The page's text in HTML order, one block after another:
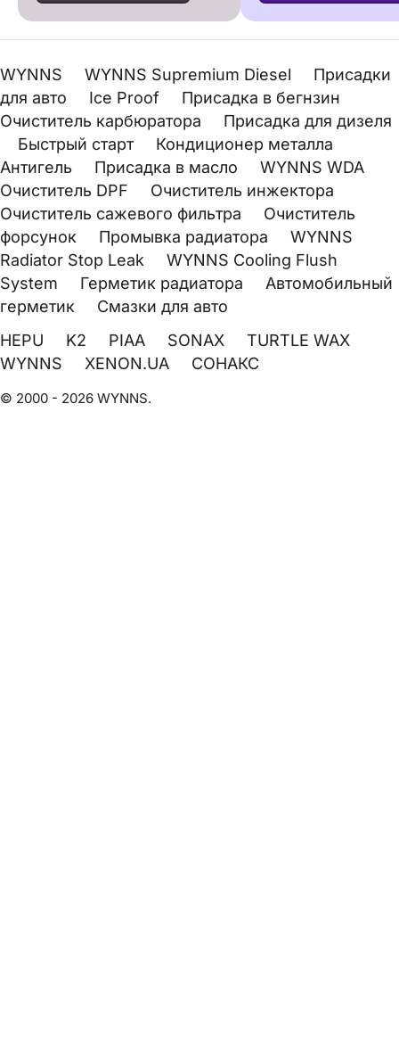
WYNNS WYNNS Supremium Diesel
Присадки
для авто
Ice Proof
Присадка в бегнзин
Очиститель карбюратора
Присадка для дизеля
Быстрый старт
Кондиционер металла
Антигель
Присадка в масло
WYNNS WDA
Очиститель DPF
Очиститель инжектора
Очиститель сажевого фильтра
Очиститель
форсунок
Промывка радиатора
WYNNS
Radiator Stop Leak
WYNNS Cooling Flush
System
Герметик радиатора
Автомобильный
герметик
Смазки для авто
HEPU
K2 PIAA SONAX
TURTLE WAX
WYNNS
XENON.UA СОНАКС
© 2000 - 2026 WYNNS.